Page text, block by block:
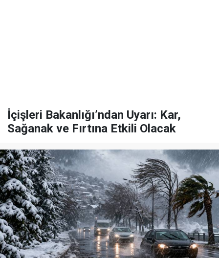
İçişleri Bakanlığı’ndan Uyarı: Kar,
Sağanak ve Fırtına Etkili Olacak